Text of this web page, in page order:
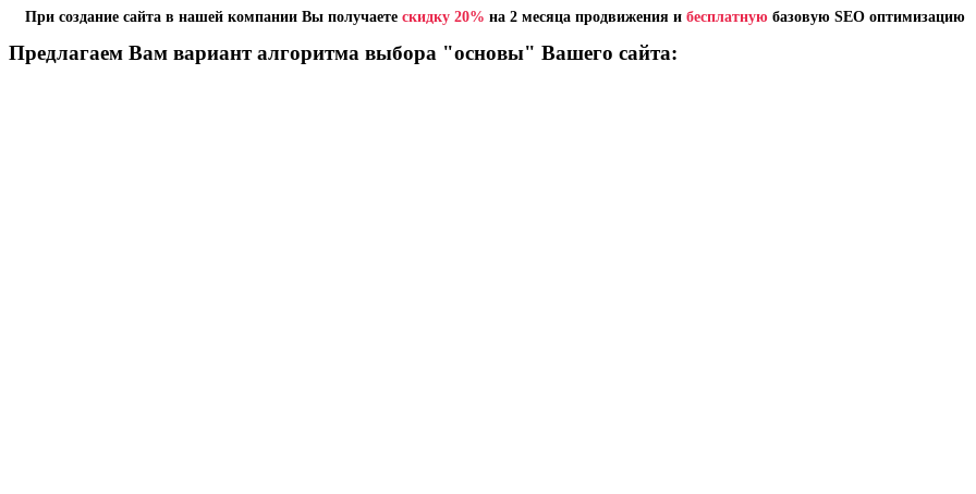
Превратим вашу мечту в виртуальную реальность!
При создание сайта в нашей компании Вы получаете скидку 20% на 2 месяца продвижения и бесплатную базовую SEO оптимизацию
Предлагаем Вам вариант алгоритма выбора "основы" Вашего сайта: